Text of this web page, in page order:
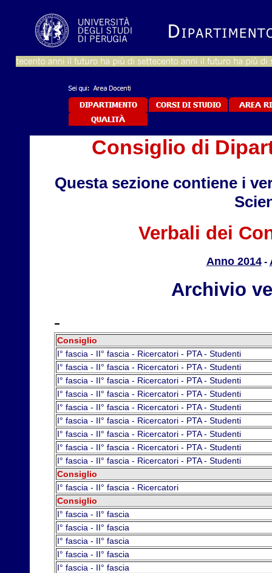
Consiglio di
Questa sezione contiene i
Verbali dei
Anno 2014-
Archivio
-
Consiglio
I° fascia - II° fascia - Ricercatori - PTA - Studenti
I° fascia - II° fascia - Ricercatori - PTA - Studenti
I° fascia - II° fascia - Ricercatori - PTA - Studenti
I° fascia - II° fascia - Ricercatori - PTA - Studenti
I° fascia - II° fascia - Ricercatori - PTA - Studenti
I° fascia - II° fascia - Ricercatori - PTA - Studenti
I° fascia - II° fascia - Ricercatori - PTA - Studenti
I° fascia - II° fascia - Ricercatori - PTA - Studenti
I° fascia - II° fascia - Ricercatori - PTA - Studenti
Consiglio
I° fascia - II° fascia - Ricercatori
Consiglio
I° fascia - II° fascia
I° fascia - II° fascia
I° fascia - II° fascia
I° fascia - II° fascia
I° fascia - II° fascia